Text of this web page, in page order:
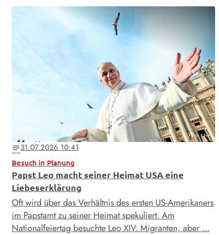
Foto: KNA
notes31.07.2026 10:41
Besuch in Planung
Papst Leo macht seiner Heimat USA eine
Liebeserklärung
Oft wird über das Verhältnis des ersten US-Amerikaners
im Papstamt zu seiner Heimat spekuliert. Am
Nationalfeiertag besuchte Leo XIV. Migranten, aber …